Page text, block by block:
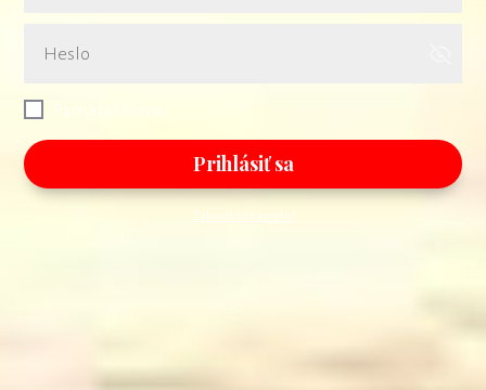
Pamätať si ma
Prihlásiť sa
Zabudli ste heslo?